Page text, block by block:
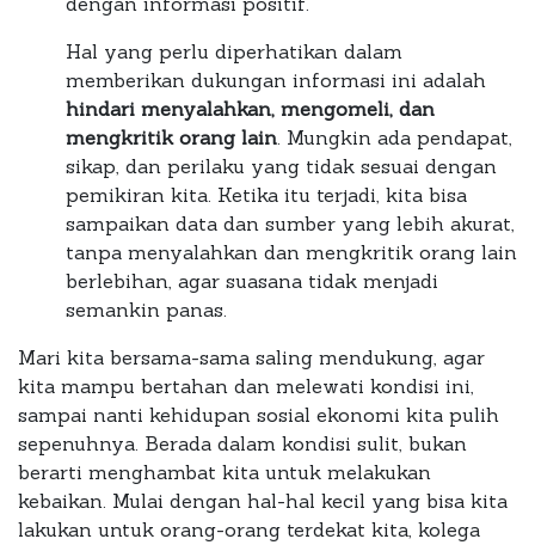
Hal yang perlu diperhatikan dalam
memberikan dukungan informasi ini adalah
hindari menyalahkan, mengomeli, dan
mengkritik orang lain. Mungkin ada pendapat,
sikap, dan perilaku yang tidak sesuai dengan
pemikiran kita. Ketika itu terjadi, kita bisa
sampaikan data dan sumber yang lebih akurat,
tanpa menyalahkan dan mengkritik orang lain
berlebihan, agar suasana tidak menjadi
semankin panas.
Mari kita bersama-sama saling mendukung, agar
kita mampu bertahan dan melewati kondisi ini,
sampai nanti kehidupan sosial ekonomi kita pulih
sepenuhnya. Berada dalam kondisi sulit, bukan
berarti menghambat kita untuk melakukan
kebaikan. Mulai dengan hal-hal kecil yang bisa kita
lakukan untuk orang-orang terdekat kita, kolega